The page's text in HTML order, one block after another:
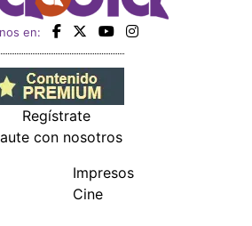
en:
Regístrate
con nosotros
Impresos
Cine